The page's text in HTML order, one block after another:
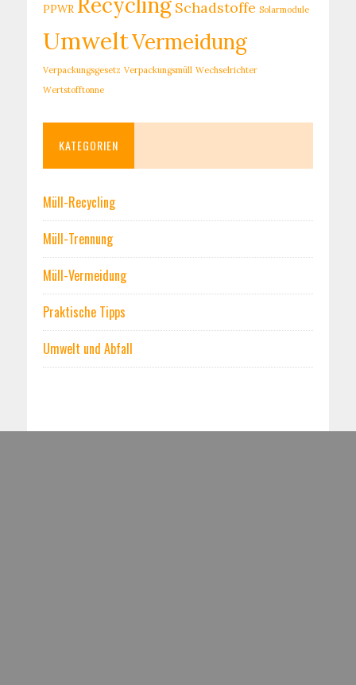
PPWR Schadstoffe Solarmodule
UmweltVermeidung
Verpackungsgesetz Verpackungsmüll Wechselrichter
Wertstofftonne
KATEGORIEN
Müll-Recycling
Müll-Trennung
Müll-Vermeidung
Praktische Tipps
Umwelt und Abfall